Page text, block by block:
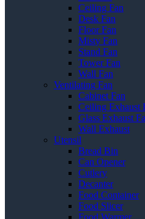
Ceiling Fan
Desk Fan
Floor Fan
Misty Fan
Stand Fan
Tower Fan
Wall Fan
Ventilating Fan
Cabinet Fan
Ceiling Exhaust
Glass Exhaust
Wall Exhaust
Utensil
Bread Bin
Can Opener
Cutlery
Decanter
Food Container
Food Slicer
Food Warmer